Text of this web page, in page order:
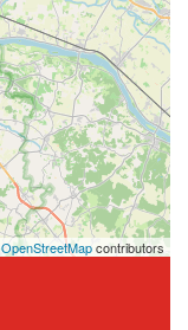
OpenStreetMapcontributors